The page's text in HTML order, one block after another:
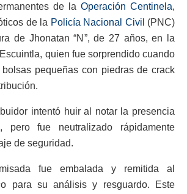
de la Operación Centinela,
de la Policía Nacional Civil (PNC)
de Jhonatan “N”, de 27 años, en la
quien fue sorprendido cuando
bolsas pequeñas con piedras de crack
intentó huir al notar la presencia
pero fue neutralizado rápidamente
de seguridad.
fue embalada y remitida al
para su análisis y resguardo. Este